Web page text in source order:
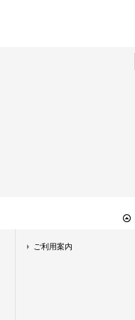
ご利用案内